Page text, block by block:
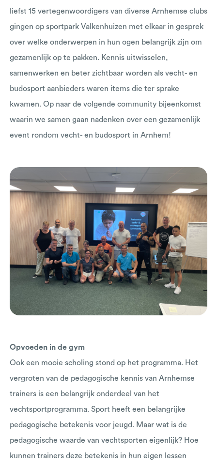
liefst 15 vertegenwoordigers van diverse Arnhemse clubs
gingen op sportpark Valkenhuizen met elkaar in gesprek
over welke onderwerpen in hun ogen belangrijk zijn om
gezamenlijk op te pakken. Kennis uitwisselen,
samenwerken en beter zichtbaar worden als vecht- en
budosport aanbieders waren items die ter sprake
kwamen. Op naar de volgende community bijeenkomst
waarin we samen gaan nadenken over een gezamenlijk
event rondom vecht- en budosport in Arnhem!
Opvoeden in de gym
Ook een mooie scholing stond op het programma. Het
vergroten van de pedagogische kennis van Arnhemse
trainers is een belangrijk onderdeel van het
vechtsportprogramma. Sport heeft een belangrijke
pedagogische betekenis voor jeugd. Maar wat is de
pedagogische waarde van vechtsporten eigenlijk? Hoe
kunnen trainers deze betekenis in hun eigen lessen